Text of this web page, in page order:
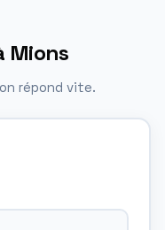
Mions
répond vite.